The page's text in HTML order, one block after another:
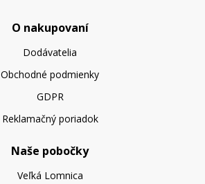
O nakupovaní
Dodávatelia
Obchodné podmienky
GDPR
Reklamačný poriadok
Naše pobočky
Veľká Lomnica